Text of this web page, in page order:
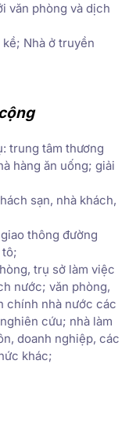
văn phòng và dịch
Nhà ở truyền
trung tâm thương
hàng ăn uống; giải
sạn, nhà khách,
thông đường
tô;
trụ sở làm việc
nước; văn phòng,
chính nhà nước các
cứu; nhà làm
doanh nghiệp, các
khác;